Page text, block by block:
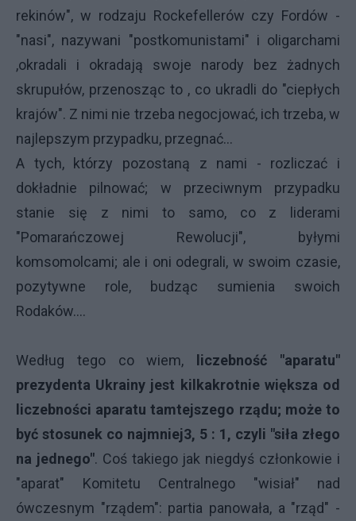
rekinów", w rodzaju Rockefellerów czy Fordów -
"nasi", nazywani "postkomunistami" i oligarchami
,okradali i okradają swoje narody bez żadnych
skrupułów, przenosząc to , co ukradli do "ciepłych
krajów". Z nimi nie trzeba negocjować, ich trzeba, w
najlepszym przypadku, przegnać...
A tych, którzy pozostaną z nami - rozliczać i
dokładnie pilnować; w przeciwnym przypadku
stanie się z nimi to samo, co z liderami
"Pomarańczowej Rewolucji", byłymi
komsomolcami; ale i oni odegrali, w swoim czasie,
pozytywne role, budząc sumienia swoich
Rodaków....
Według tego co wiem,
liczebność "aparatu"
prezydenta Ukrainy jest kilkakrotnie większa od
liczebności aparatu tamtejszego rządu; może to
być stosunek co najmniej3, 5 : 1, czyli "siła złego
na jednego". Coś takiego jak niegdyś członkowie i
"aparat" Komitetu Centralnego "wisiał" nad
ówczesnym "rządem": partia panowała, a "rząd" -